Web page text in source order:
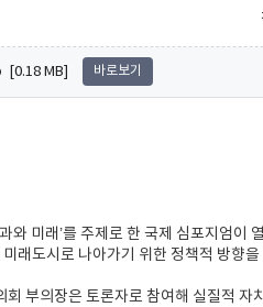
[0.18 MB] 바로보기
미래’를 주제로 한 국제 심포지엄이
래도시로 나아가기 위한 정책적 방향
부의장은 토론자로 참여해 실질적 자